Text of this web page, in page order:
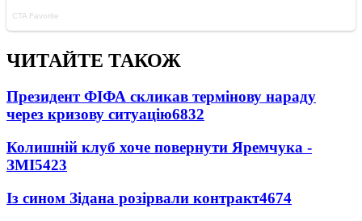
ЧИТАЙТЕ ТАКОЖ
Президент ФІФА скликав термінову нараду
через кризову ситуацію6832
Колишній клуб хоче повернути Яремчука -
ЗМІ5423
Із сином Зідана розірвали контракт4674